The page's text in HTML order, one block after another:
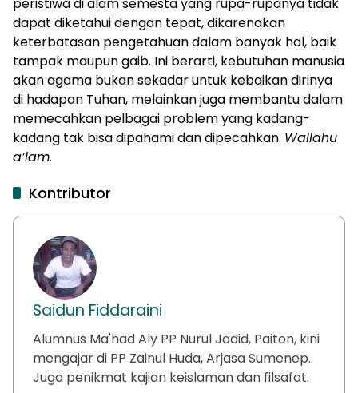
dapat diketahui dengan tepat, dikarenakan
keterbatasan pengetahuan dalam banyak hal, baik
tampak maupun gaib. Ini berarti, kebutuhan manusia
akan agama bukan sekadar untuk kebaikan dirinya
di hadapan Tuhan, melainkan juga membantu dalam
memecahkan pelbagai problem yang kadang-
kadang tak bisa dipahami dan dipecahkan. Wallahu
a’lam.
Kontributor
Saidun Fiddaraini
Alumnus Ma'had Aly PP Nurul Jadid, Paiton, kini
mengajar di PP Zainul Huda, Arjasa Sumenep.
Juga penikmat kajian keislaman dan filsafat.